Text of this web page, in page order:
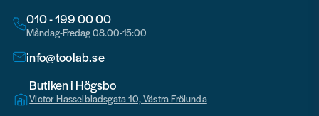
010 - 199 00 00
Måndag-Fredag 08.00-15:00
info@toolab.se
Butiken i Högsbo
Victor Hasselbladsgata 10, Västra Frölunda